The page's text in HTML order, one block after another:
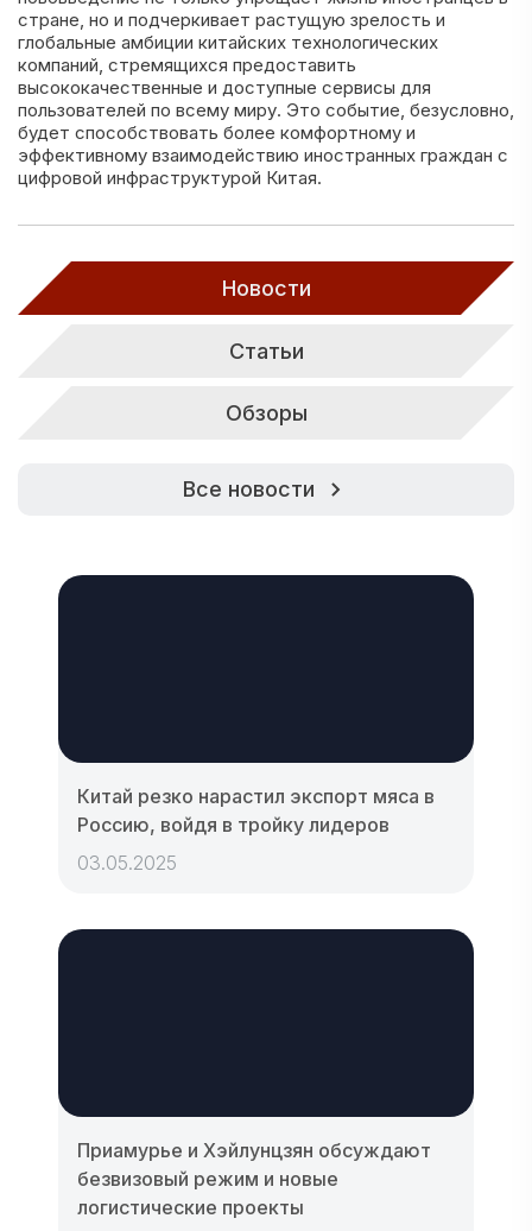
стране, но и подчеркивает растущую зрелость и
глобальные амбиции китайских технологических
компаний, стремящихся предоставить
высококачественные и доступные сервисы для
пользователей по всему миру. Это событие, безусловно,
будет способствовать более комфортному и
эффективному взаимодействию иностранных граждан с
цифровой инфраструктурой Китая.
Новости
Статьи
Обзоры
Все новости
Китай резко нарастил экспорт мяса в
Россию, войдя в тройку лидеров
03.05.2025
Приамурье и Хэйлунцзян обсуждают
безвизовый режим и новые
логистические проекты